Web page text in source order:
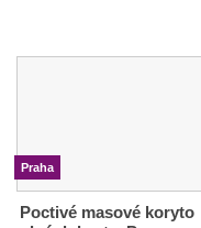
Praha
Poctivé masové koryto